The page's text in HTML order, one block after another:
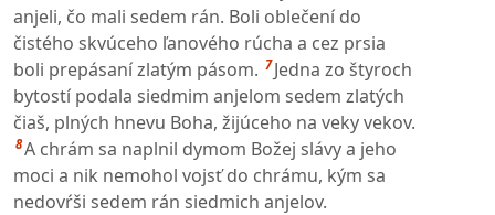
anjeli, čo mali sedem rán. Boli oblečení do
čistého skvúceho ľanového rúcha a cez prsia
boli prepásaní zlatým pásom. 7 Jedna zo štyroch
bytostí podala siedmim anjelom sedem zlatých
čiaš, plných hnevu Boha, žijúceho na veky vekov.
8A chrám sa naplnil dymom Božej slávy a jeho
moci a nik nemohol vojsť do chrámu, kým sa
nedovŕši sedem rán siedmich anjelov.